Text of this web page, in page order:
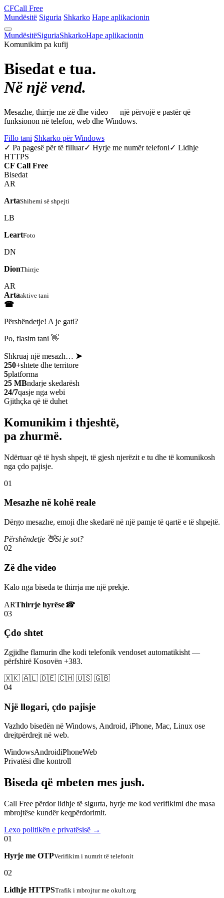
CFCall Free
Mundësitë Siguria Shkarko Hape aplikacionin
MundësitëSiguriaShkarkoHape aplikacionin
Komunikim pa kufij
Bisedat e tua.
Në një vend.
Mesazhe, thirrje me zë dhe video — një përvojë e pastër që
funksionon në telefon, web dhe Windows.
Fillo tani Shkarko për Windows
✓ Pa pagesë për të filluar✓ Hyrje me numër telefoni✓ Lidhje
HTTPS
CF Call Free
Bisedat
AR
ArtaShihemi së shpejti
LB
LeartFoto
DN
DionThirrje
AR
Artaaktive tani
☎
Përshëndetje! A je gati?
Po, flasim tani 👋
Shkruaj një mesazh… ➤
250+shtete dhe territore
5platforma
25 MBndarje skedarësh
24/7qasje nga webi
Gjithçka që të duhet
Komunikim i thjeshtë,
pa zhurmë.
Ndërtuar që të hysh shpejt, të gjesh njerëzit e tu dhe të komunikosh
nga çdo pajisje.
01
Mesazhe në kohë reale
Dërgo mesazhe, emoji dhe skedarë në një pamje të qartë e të shpejtë.
Përshëndetje 👋Si je sot?
02
Zë dhe video
Kalo nga biseda te thirrja me një prekje.
ARThirrje hyrëse☎
03
Çdo shtet
Zgjidhe flamurin dhe kodi telefonik vendoset automatikisht —
përfshirë Kosovën +383.
🇽🇰 🇦🇱 🇩🇪 🇨🇭 🇺🇸 🇬🇧
04
Një llogari, çdo pajisje
Vazhdo bisedën në Windows, Android, iPhone, Mac, Linux ose
drejtpërdrejt në web.
WindowsAndroidiPhoneWeb
Privatësi dhe kontroll
Biseda që mbeten mes jush.
Call Free përdor lidhje të sigurta, hyrje me kod verifikimi dhe masa
mbrojtëse kundër keqpërdorimit.
Lexo politikën e privatësisë →
01
Hyrje me OTPVerifikim i numrit të telefonit
02
Lidhje HTTPSTrafik i mbrojtur me okult.org